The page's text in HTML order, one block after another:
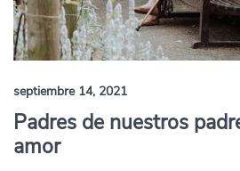
septiembre 14, 2021
Padres de nuestros
amor